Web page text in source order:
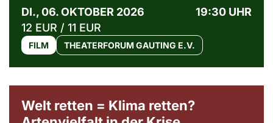
DI., 06. OKTOBER 2026
19:30 UHR
12 EUR / 11 EUR
FILM THEATERFORUM GAUTING E.V.
Welt retten = Klima retten?